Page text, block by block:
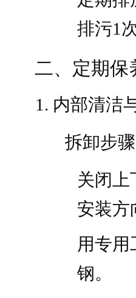
排污1
二、定期保
内部清洁
拆卸步骤
关闭上
安装方
用专用
钢。